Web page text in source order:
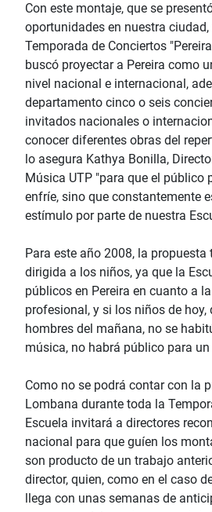
Con este montaje, que se
oportunidades en nuestra
Temporada de Conciertos
buscó proyectar a Pereira como
nivel nacional e internacional,
departamento cinco o seis
invitados nacionales o
conocer diferentes obras del
lo asegura Kathya Bonilla,
Música UTP "para que el público
enfríe, sino que constantemente
estímulo por parte de nuestra
Para este año 2008, la
dirigida a los niños, ya que la
públicos en Pereira en cuanto a
profesional, y si los niños de hoy,
hombres del mañana, no se
música, no habrá público para
Como no se podrá contar con la
Lombana durante toda la
Escuela invitará a directores
nacional para que guíen los
son producto de un trabajo
director, quien, como en el caso
llega con unas semanas de